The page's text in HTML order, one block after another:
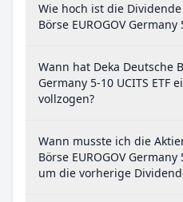
Wie hoch ist die
Börse EUROGOV Germany
Wann hat Deka Deutsche
Germany 5-10 UCITS ETF
vollzogen?
Wann musste ich die
Börse EUROGOV Germany
um die vorherige